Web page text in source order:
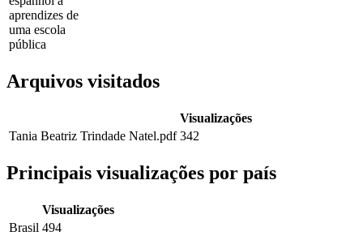
aprendizes de
uma escola
pública
Arquivos visitados
Visualizações
Tania Beatriz Trindade Natel.pdf 342
Principais visualizações por país
Visualizações
Brasil 494